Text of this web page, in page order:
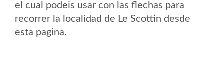
el cual podeis usar con las flechas para
recorrer la localidad de Le Scottin desde
esta pagina.